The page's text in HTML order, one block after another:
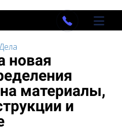
новая
материалы,
и